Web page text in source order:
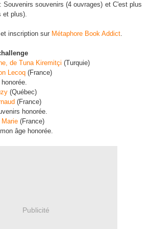
Souvenirs souvenirs (4 ouvrages) et C'est plus
et plus).
inscription sur Métaphore Book Addict.
de Tuna Kiremitçi (Turquie)
Lecoq (France)
(Québec)
(France)
honorée.
Marie (France)
âge honorée.
Publicité